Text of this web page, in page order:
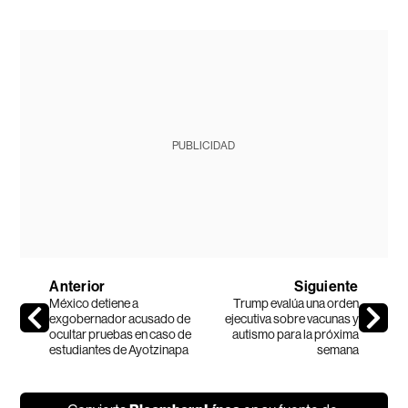
PUBLICIDAD
Anterior
México detiene a
exgobernador acusado de
ocultar pruebas en caso de
estudiantes de Ayotzinapa
Siguiente
Trump evalúa una orden
ejecutiva sobre vacunas y
autismo para la próxima
semana